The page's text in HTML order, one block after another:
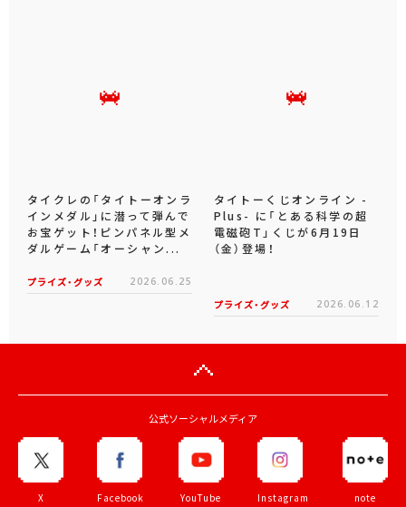
タイクレの「タイトーオンラ
インメダル」に潜って弾んで
お宝ゲット！ピンパネル型メ
ダルゲーム「オーシャン...
プライズ・グッズ 2026.06.25
タイトーくじオンライン -
Plus- に「とある科学の超
電磁砲T」くじが6月19日
（金）登場！
プライズ・グッズ 2026.06.12
公式ソーシャルメディア
X Facebook YouTube Instagram note